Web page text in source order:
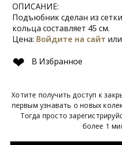
ОПИСАНИЕ:
Подъюбник сделан из
кольца составляет 45 см.
Цена: Войдите на сайт или
❤ В Избранное
Хотите получить доступ к
первым узнавать о новых
Тогда просто
более 1